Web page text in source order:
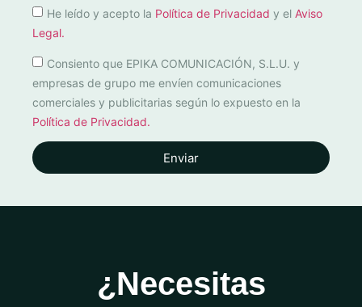
He leído y acepto la Política de Privacidad y el Aviso
Legal.
Consiento que EPIKA COMUNICACIÓN, S.L.U. y
empresas de grupo me envíen comunicaciones
comerciales y publicitarias según lo expuesto en la
Política de Privacidad.
Enviar
¿Necesitas